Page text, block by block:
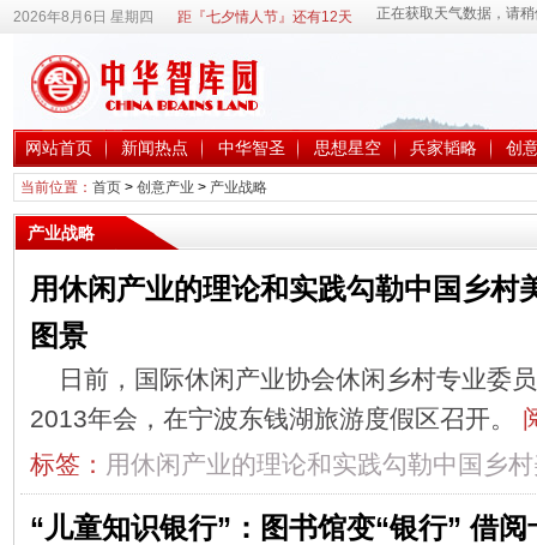
2026年8月6日 星期四 距『七夕情人节』还有12天
网站首页 新闻热点 中华智圣 思想星空 兵家韬略 创
当前位置： 首页> 创意产业 > 产业战略
产业战略
用休闲产业的理论和实践勾勒中国乡村
图景
日前，国际休闲产业协会休闲乡村专业委
2013年会，在宁波东钱湖旅游度假区召开。
标签： 用休闲产业的理论和实践勾勒中国乡
“儿童知识银行”：图书馆变“银行” 借阅